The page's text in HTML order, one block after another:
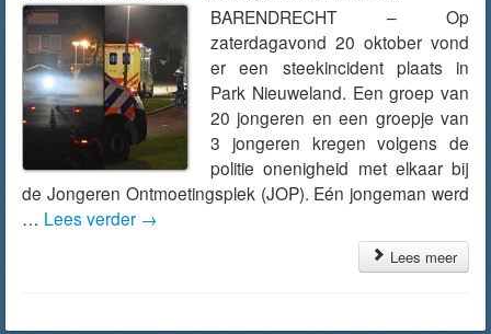
BARENDRECHT – Op
zaterdagavond 20 oktober vond
er een steekincident plaats in
Park Nieuweland. Een groep van
20 jongeren en een groepje van
3 jongeren kregen volgens de
politie onenigheid met elkaar bij
de Jongeren Ontmoetingsplek (JOP). Eén jongeman werd
… Lees verder →
Lees meer